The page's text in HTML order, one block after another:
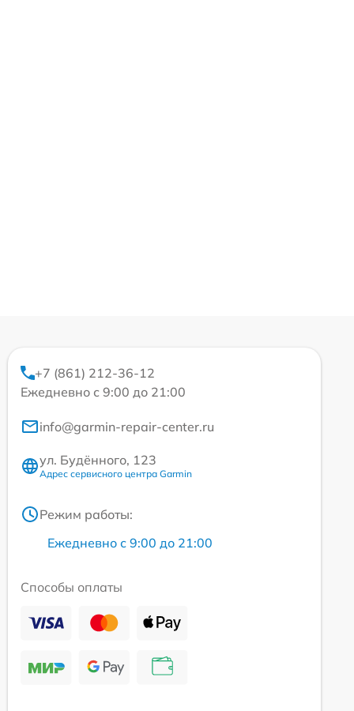
+7 (861) 212-36-12
Ежедневно с 9:00 до 21:00
info@garmin-repair-center.ru
ул. Будённого, 123
Адрес сервисного центра Garmin
Режим работы:
Ежедневно с 9:00 до 21:00
Способы оплаты